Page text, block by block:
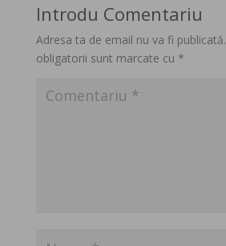
Introdu Comentariu
Adresa ta de email nu va fi publicată.
obligatorii sunt marcate cu *